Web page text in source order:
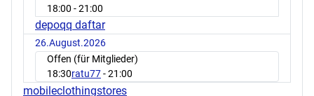
18:00 - 21:00
depoqq daftar
26.August.2026
Offen (für Mitglieder)
18:30ratu77- 21:00
mobileclothingstores